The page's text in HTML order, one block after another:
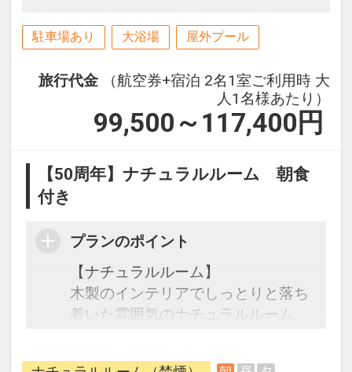
駐車場あり 大浴場 屋外プール
旅行代金
（航空券+宿泊 2名1室ご利用時 大
人1名様あたり）
99,500～117,400 円
【50周年】ナチュラルルーム 朝食
付き
プランのポイント
【ナチュラルルーム】
木製のインテリアでしっとりと落ち
着いた雰囲気のナチュラルルーム。
ション済み。くつろぎと癒しの空間